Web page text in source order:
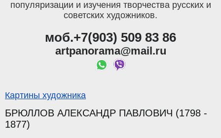
популяризации и изучения творчества русских и
советских художников.
моб.+7(903) 509 83 86
artpanorama@mail.ru
Картины художника
БРЮЛЛОВ АЛЕКСАНДР ПАВЛОВИЧ (1798 -
1877)